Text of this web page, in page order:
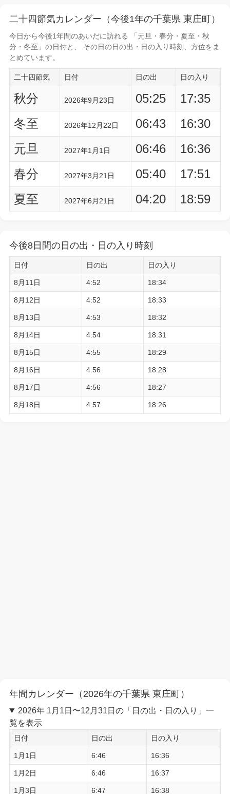
二十四節気カレンダー（今後1年の千葉県 東庄町）
今日から今後1年間のあいだに訪れる 「元旦・春分・夏至・秋
分・冬至」の日付と、 その日の日の出・日の入り時刻
、方位をま
とめています。
二十四節気 日付 日の出 日の入り
秋分 2026年9月23日 05:25
17:35
冬至
2026年12月22日 06:43
16:30
元旦
2027年1月1日 06:46
16:36
春分
2027年3月21日 05:40
17:51
夏至
2027年6月21日 04:20 18:59
今後8日間の日の出・日の入り時刻
日付 日の出 日の入り
8月11日 4:52 18:34
8月12日 4:52 18:33
8月13日 4:53 18:32
8月14日 4:54 18:31
8月15日 4:55 18:29
8月16日 4:56 18:28
8月17日 4:56 18:27
8月18日 4:57 18:26
年間カレンダー（2026年の千葉県 東庄町）
2026年 1月1日〜12月31日の「日の出・日の入り」一
覧を表示
日付 日の出 日の入り
1月1日 6:46 16:36
1月2日 6:46 16:37
1月3日 6:47 16:38